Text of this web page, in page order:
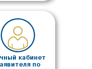
кабинет
по